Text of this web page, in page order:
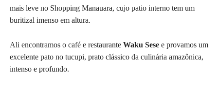
mais leve no Shopping Manauara, cujo patio interno tem um
buritizal imenso em altura.
Ali encontramos o café e restaurante Waku Sese e provamos um
excelente pato no tucupi, prato clássico da culinária amazônica,
intenso e profundo.